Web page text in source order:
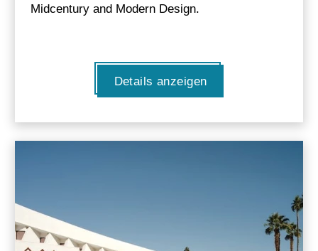
Midcentury and Modern Design.
Details anzeigen